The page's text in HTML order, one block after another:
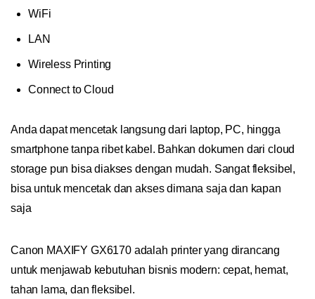
WiFi
LAN
Wireless Printing
Connect to Cloud
Anda dapat mencetak langsung dari laptop, PC, hingga
smartphone tanpa ribet kabel. Bahkan dokumen dari cloud
storage pun bisa diakses dengan mudah. Sangat fleksibel,
bisa untuk mencetak dan akses dimana saja dan kapan
saja
Canon MAXIFY GX6170 adalah printer yang dirancang
untuk menjawab kebutuhan bisnis modern: cepat, hemat,
tahan lama, dan fleksibel.